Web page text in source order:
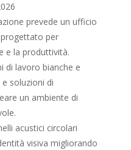
prevede un ufficio
per
e la produttività.
di lavoro bianche e
soluzioni di
un ambiente di
acustici circolari
visiva migliorando